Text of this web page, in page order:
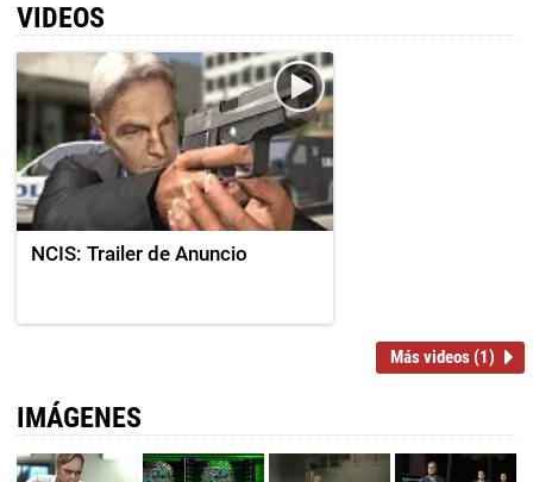
VIDEOS
NCIS: Trailer de Anuncio
Más videos (1)
IMÁGENES